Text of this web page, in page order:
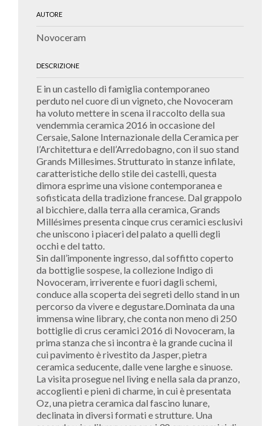
AUTORE
Novoceram
DESCRIZIONE
E in un castello di famiglia contemporaneo
perduto nel cuore di un vigneto, che Novoceram
ha voluto mettere in scena il raccolto della sua
vendemmia ceramica 2016 in occasione del
Cersaie, Salone Internazionale della Ceramica per
l’Architettura e dell’Arredobagno, con il suo stand
Grands Millesimes. Strutturato in stanze infilate,
caratteristiche dello stile dei castelli, questa
dimora esprime una visione contemporanea e
sofisticata della tradizione francese. Dal grappolo
al bicchiere, dalla terra alla ceramica, Grands
Millésimes presenta cinque crus ceramici esclusivi
che uniscono i piaceri del palato a quelli degli
occhi e del tatto.
Sin dall’imponente ingresso, dal soffitto coperto
da bottiglie sospese, la collezione Indigo di
Novoceram, irriverente e fuori dagli schemi,
conduce alla scoperta dei segreti dello stand in un
percorso da vivere e degustare.Dominata da una
immensa wine library, che conta non meno di 250
bottiglie di crus ceramici 2016 di Novoceram, la
prima stanza che si incontra è la grande cucina il
cui pavimento è rivestito da Jasper, pietra
ceramica seducente, dalle vene larghe e sinuose.
La visita prosegue nel living e nella sala da pranzo,
accoglienti e pieni di charme, in cui è presentata
Oz, una pietra ceramica dal fascino lunare,
declinata in diversi formati e strutture. Una